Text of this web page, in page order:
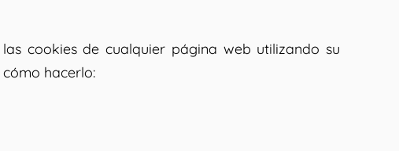
cookies de cualquier página web utilizando su
hacerlo: